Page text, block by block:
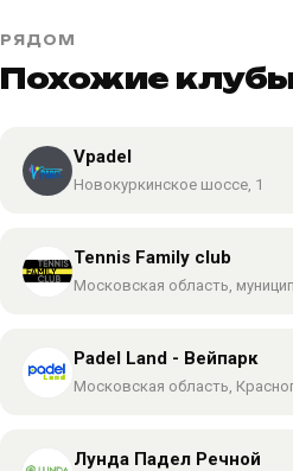
РЯДОМ
Похожие
Vpadel
Новокуркинское шоссе, 1
Tennis Family club
Московская область,
Padel Land - Вейпарк
Московская область,
Лунда Падел Речной